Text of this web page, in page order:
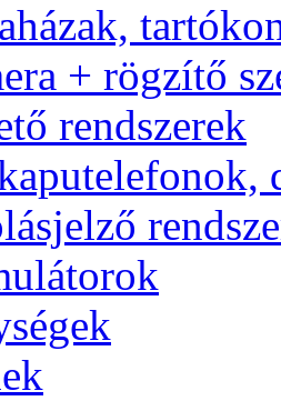
+ rögzítő
rendszerek